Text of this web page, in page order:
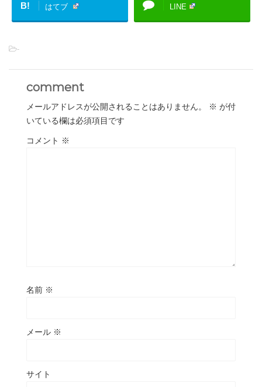
B! はてブ LINE
-
comment
メールアドレスが公開されることはありません。 ※ が付
いている欄は必須項目です
コメント ※
名前 ※
メール ※
サイト